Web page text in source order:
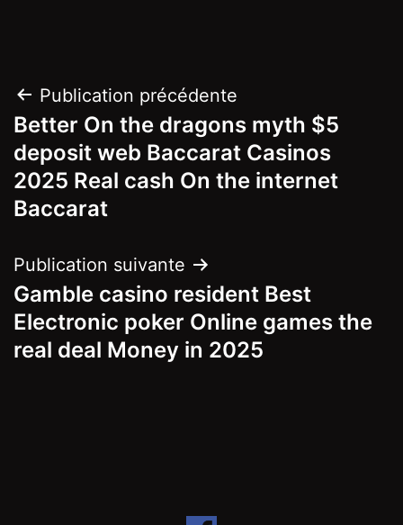
Navigation
de
l’article
Publication précédente
Better On the dragons myth $5
deposit web Baccarat Casinos
2025 Real cash On the internet
Baccarat
Publication suivante
Gamble casino resident Best
Electronic poker Online games the
real deal Money in 2025